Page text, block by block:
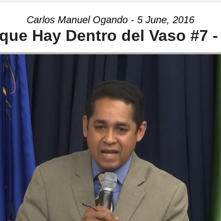
Carlos Manuel Ogando - 5 June, 2016
Hay Dentro del Vaso #7 -